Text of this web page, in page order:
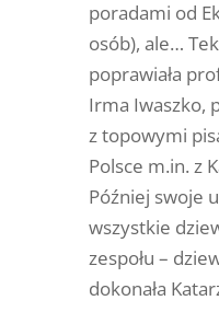
poradami od
osób), ale…
poprawiała
Irma Iwaszko,
z topowymi
Polsce m.in. z
Później swoje
wszystkie
zespołu –
dokonała